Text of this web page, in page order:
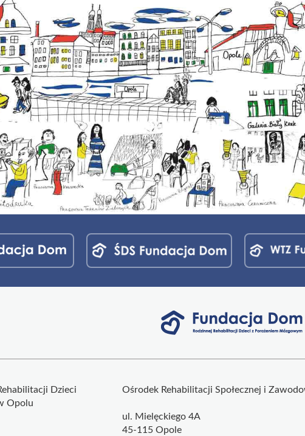
Dzieci
Opolu
Ośrodek Rehabilitacji Społecznej i
ul. Mielęckiego 4A
45-115 Opole